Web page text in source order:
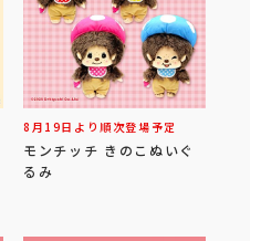
8月19日より順次登場予定
モンチッチ きのこぬいぐ
るみ